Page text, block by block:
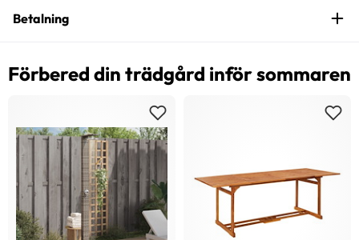
Betalning
Förbered din trädgård inför sommaren